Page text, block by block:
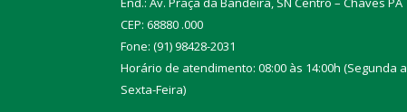
CEP: 68880 .000
Fone: (91) 98428-2031
Horário de atendimento: 08:00 às 14:00h (Segunda a
Sexta-Feira)